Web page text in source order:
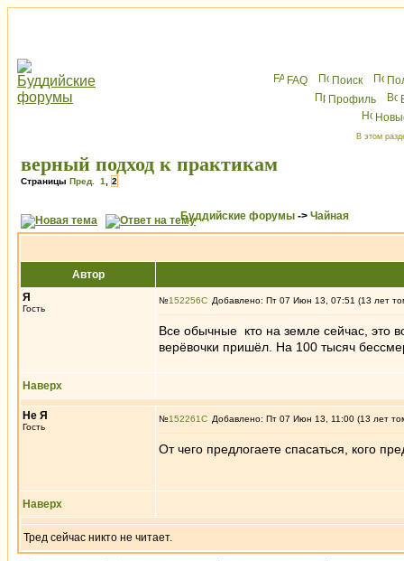
FAQ Поиск
Профиль
В этом
верный подход к практикам
Страницы Пред. 1 2
Буддийские форумы -> Чайная
Автор
Я
Гость
№152256 Добавлено: Пт 07 Июн 13, 07:51 (13 лет
Все обычные кто на земле сейчас, это
верёвочки пришёл. На 100 тысяч
Наверх
Не Я
Гость
№152261 Добавлено: Пт 07 Июн 13, 11:00 (13 лет
От чего предлогаете спасаться, кого
Наверх
Тред сейчас никто не читает.